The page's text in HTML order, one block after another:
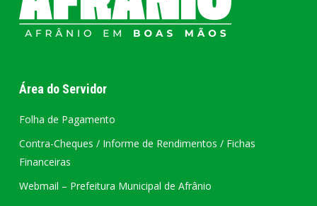
Área do Servidor
Folha de Pagamento
Contra-Cheques / Informe de Rendimentos / Fichas
Financeiras
Webmail – Prefeitura Municipal de Afrânio